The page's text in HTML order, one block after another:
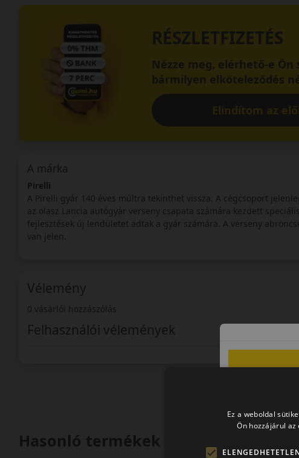
RÉSZLETFIZETÉS
Nézze meg, elérhető-e
bármilyen elköteleződés
Elindítom az
A márka
Pirelli
A Pirelli gyár 140 éves múltra tekinthet vissza. A cégcsoport
az olasz Lancia autógyár verseny csapata számára kezdett
fejlesztések új lendületet adtak a gyár számára. A verseny
van jelen.
Vélemény
0 vásárlói hozzászólás
Felhasználói vélemények
Hasonló termékek
Ez a weboldal
Ön hozzájárul az